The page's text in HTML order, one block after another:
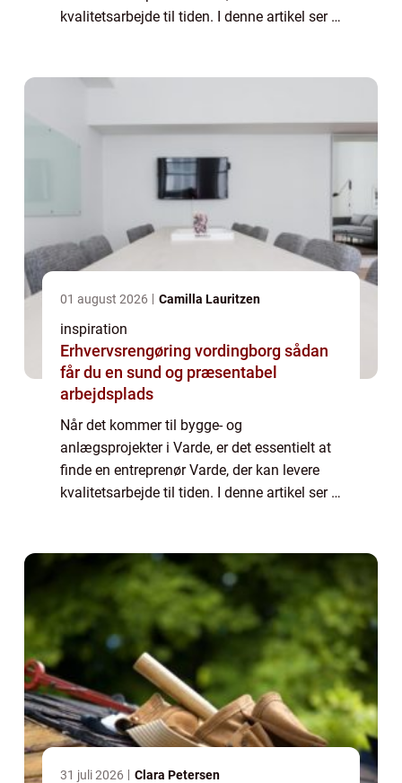
kvalitetsarbejde til tiden. I denne artikel ser vi
01 august 2026 Camilla Lauritzen
inspiration
Erhvervsrengøring vordingborg sådan
får du en sund og præsentabel
arbejdsplads
Når det kommer til bygge- og
anlægsprojekter i Varde, er det essentielt at
finde en entreprenør Varde, der kan levere
kvalitetsarbejde til tiden. I denne artikel ser vi
31 juli 2026 Clara Petersen